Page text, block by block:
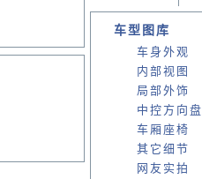
车型图库
车身外观
内部视图
局部外饰
中控方向盘
车厢座椅
其它细节
网友实拍